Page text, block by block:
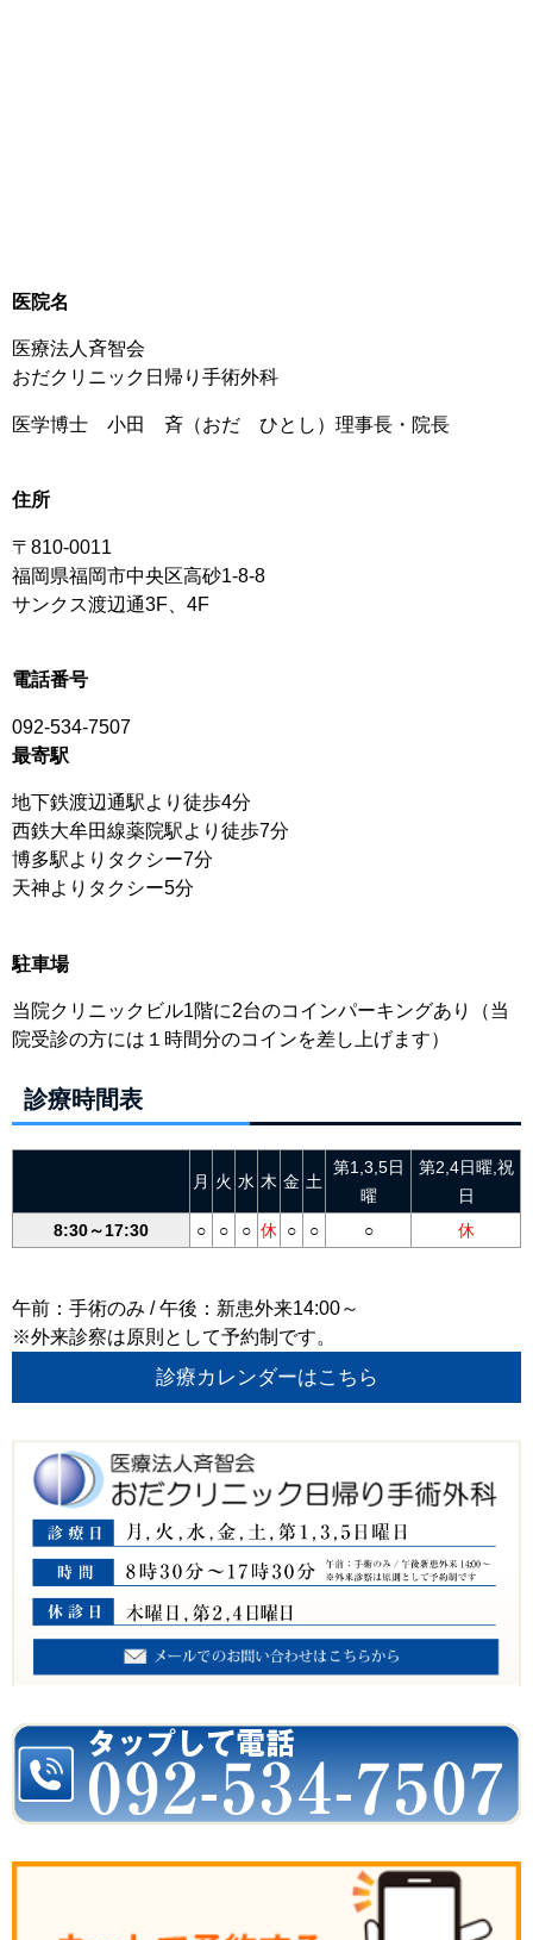
医院名
医療法人斉智会
おだクリニック日帰り手術外科
医学博士 小田 斉（おだ ひとし）理事長・院長
住所
〒810-0011
福岡県福岡市中央区高砂1-8-8
サンクス渡辺通3F、4F
電話番号
092-534-7507
最寄駅
地下鉄渡辺通駅より徒歩4分
西鉄大牟田線薬院駅より徒歩7分
博多駅よりタクシー7分
天神よりタクシー5分
駐車場
当院クリニックビル1階に2台のコインパーキングあり（当
院受診の方には１時間分のコインを差し上げます）
診療時間表
月 火 水 木 金 土
第1,3,5日
曜
第2,4日曜,祝
日
8:30～17:30
○ ○ ○ 休 ○ ○ ○ 休
午前：手術のみ / 午後：新患外来14:00～
※外来診察は原則として予約制です。
診療カレンダーはこちら